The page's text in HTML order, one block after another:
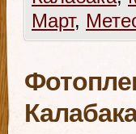
Март,